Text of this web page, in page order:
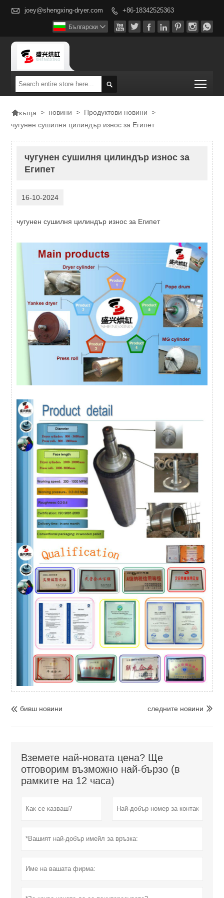
 joey@shengxing-dryer.com  +86-18342525363
      
Български 

къща > новини > Продуктови новини >
чугунен сушилня цилиндър износ за Египет
чугунен сушилня цилиндър износ за
Египет
16-10-2024
чугунен сушилня цилиндър износ за Египет
 бивш новини 
следните новини
Вземете най-новата цена? Ще
отговорим възможно най-бързо (в
рамките на 12 часа)